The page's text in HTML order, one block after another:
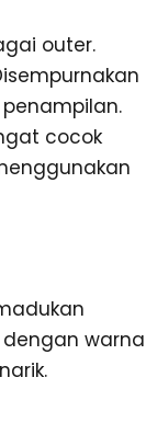
outer.
cocok
warna